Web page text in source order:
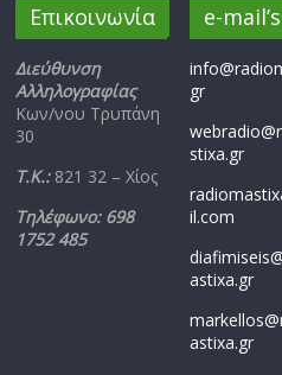
Επικοινωνία
Διεύθυνση
Αλληλογραφίας
Κων/νου Τρυπάνη
30
Τ.Κ.: 821 32 – Χίος
Τηλέφωνο: 698
1752 485
e-mail’s
gr
stixa.gr
il.com
astixa.gr
astixa.gr